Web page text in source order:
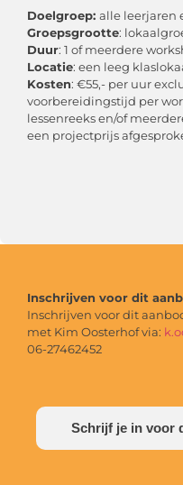
Doelgroep: alle leerjaren
Groepsgrootte:
Duur: 1 of meerdere
Locatie: een leeg
Kosten: €55,- per uur
voorbereidingstijd per
lessenreeks en/of
een projectprijs
Inschrijven voor dit
Inschrijven voor dit
met Kim Oosterhof via:
06-27462452
Schrijf je in voor